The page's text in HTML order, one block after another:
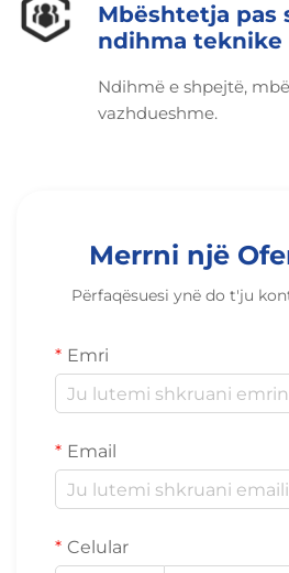
Mbështetja pas
ndihma teknike
Ndihmë e shpejtë,
vazhdueshme.
Merrni një
Përfaqësuesi ynë do t'ju
Emri
Email
Celular